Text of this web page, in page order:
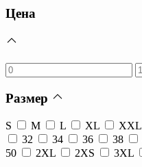
Цена
Размер
S M L XL XXL
32
34 36 38
50
2XL 2XS 3XL